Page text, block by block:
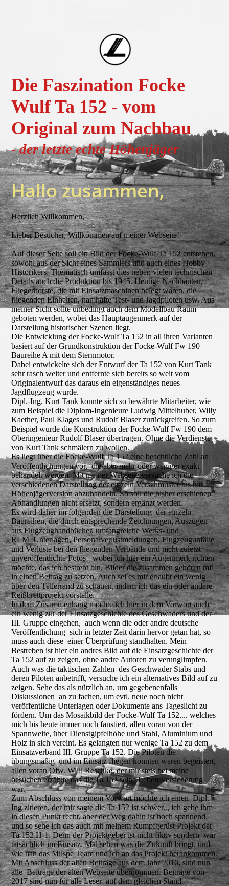
Die Faszination Focke
Wulf Ta 152 - vom
Original zum Nachbau
- der letzte echte Höhenjäger
Hallo zusammen,
Herzlich Willkommen,
Lieber Besucher, Willkommen auf meiner Webseite!
Auf dieser Seite soll ein Bild der Focke-Wulf Ta 152 entstehen,
sowohl aus der Sicht eines Sammlers und auch eines Hobby
Historikers. Thematisch umfasst dies neben vielen technischen
Details auch die Produktion bis 1945. Heutige Nachbauten,
Fliegerhorste, die mit Einsatzmaschinen belegt waren, die
fliegenden Einheiten, namhafte Test- und Jagdpiloten usw. Aus
meiner Sicht sollte unbedingt auch dem Modellbau Raum
geboten werden, wobei das Hauptaugenmerk auf der
Darstellung historischer Szenen liegt.
Die Entwicklung der Focke-Wulf Ta 152 in all ihren Varianten
basiert auf der Grundkonstruktion der Focke-Wulf Fw 190
Baureihe A mit dem Sternmotor.
Dabei entwickelte sich der Entwurf der Ta 152 von Kurt Tank
sehr rasch weiter und entfernte sich bereits so weit vom
Originalentwurf das daraus ein eigenständiges neues
Jagdflugzeug wurde.
Dipl.-Ing. Kurt Tank konnte sich so bewährte Mitarbeiter, wie
zum Beispiel die Diplom-Ingenieure Ludwig Mittelhuber, Willy
Kaether, Paul Klages und Rudolf Blaser zurückgreifen. So zum
Beispiel wurde die Konstruktion der Focke-Wulf Fw 190 dem
Oberingenieur Rudolf Blaser übertragen. Ohne die Verdienste
von Kurt Tank schmälern zu wollen.
Es liegt über die Focke-Wulf Ta 152 eine beachtliche Zahl an
Veröffentlichungen vor, die aber mehr oder weniger exakt
behandelt werden. Mit meiner Webseite versuche ich die
verschiedenen Darstellung der einzeln Verschmuster bis hin
Höhenjägerversion abzuhandeln. So soll die bisher erschienen
Abhandlungen nicht ersetzt, sondern ergänzt werden.
Es wird daher im folgenden die Darstellung der einzeln
Baureihen, die durch entsprechende Zeichnungen, Auszügen
aus Flugzeughandbücher, umfangreiche Werks- und
RLM Unterlagen, Personalverlustmeldungen, Flugzeugunfälle
und Verluste bei den fliegenden Verbände und nicht zuletzt
unveröffentlichte Fotos - wobei ich hier ein Augenmerk richten
möchte, das ich bestrebt bin, Bilder die zusammen gehören mit
in einen Beitrag zu setzen. Auch sei es mir erlaubt ein wenig
über den Tellerrand zu schauen, indem ich das ein oder andere
Reißbrettprojekt vorstelle.
In dem Zusammenhang möchte ich hier in dem Vorwort auch
ein wenig zur der Einsatzgeschichte des Geschwaders und der
III. Gruppe eingehen, auch wenn die oder andre deutsche
Veröffentlichung sich in letzter Zeit darin hervor getan hat, so
muss auch diese einer Überprüfung standhalten. Mein
Bestreben ist hier ein andres Bild auf die Einsatzgeschichte der
Ta 152 auf zu zeigen, ohne andre Autoren zu verunglimpfen.
Auch was die taktischen Zahlen des Geschwader Stabs und
deren Piloten anbetrifft, versuche ich ein alternatives Bild auf zu
zeigen. Sehe das als nützlich an, um gegebenenfalls
Diskussionen an zu fachen, um evtl. neue noch nicht
veröffentliche Unterlagen oder Dokumente ans Tageslicht zu
fördern. Um das Mosaikbild der Focke-Wulf Ta 152.... welches
mich bis heute immer noch fanstiert, allen voran von der
Spannweite, über Dienstgipfelhöhe und Stahl, Aluminium und
Holz in sich vereint. Es gelangten nur wenige Ta 152 zu dem
Einsatzverband III. Gruppe Ta 152. Die Piloten die
übungsmäßig und im Einsatz fliegen konnten waren begeistert,
allen voran Ofw. Willi Reschke, der mir stets bei meine
besuchen erzählte das die Ta 152 seine Lebensversicherung
war.
Zum Abschluss von meinem Vorwort möchte ich einen Dipl.
Ing zitieren, der mir sagte die Ta 152 ist schwer.., ich gebe ihm
in diesen Punkt recht, aber der Weg dahin ist hoch spannend,
und so sehe ich das auch mit meinem Rumpfgerüst Projekt der
Ta 152 H-1. Denn der Projektgeber ist nicht fiktiv sondern war
tatsächlich im Einsatz. Mal sehen was die Zukunft bringt, und
wie nah das Milspe Team und ich an das Projekt herankommen.
Mit Abschluss der alten Beiträge aus dem Jahr 2016, sind nun
alle Beiträge der alten Webseite übernommen. Beiträge von
2017 sind nun für alle Leser auf dem gleichen Stand.